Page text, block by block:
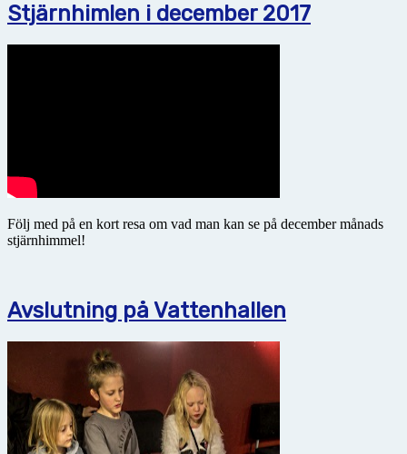
Stjärnhimlen i december 2017
Följ med på en kort resa om vad man kan se på december månads
stjärnhimmel!
Avslutning på Vattenhallen